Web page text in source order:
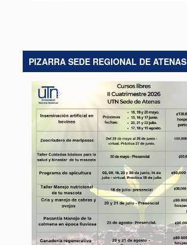
PIZARRA SEDE REGIONAL DE ATENAS